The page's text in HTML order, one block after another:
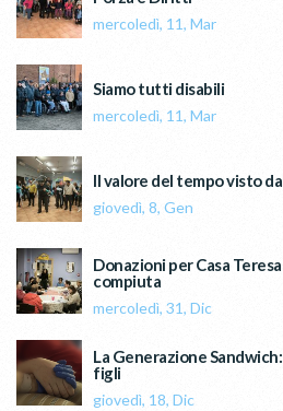
mercoledì, 11, Mar
Siamo tutti disabili
mercoledì, 11, Mar
Il valore del tempo visto
giovedì, 8, Gen
Donazioni per Casa
compiuta
mercoledì, 31, Dic
La Generazione
figli
giovedì, 18, Dic